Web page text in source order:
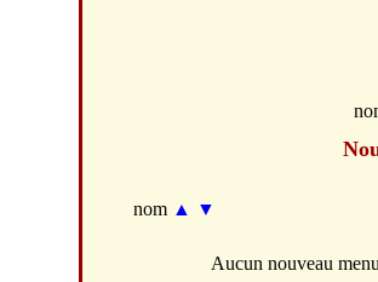
nom ▲ ▼
Aucun nouveau